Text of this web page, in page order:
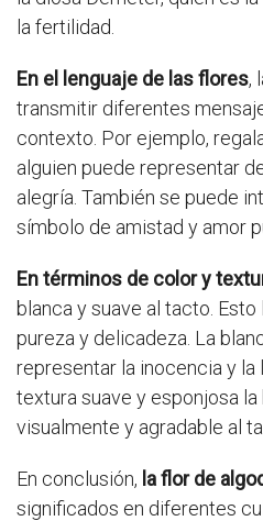
la fertilidad.
En el lenguaje de las flores,
transmitir diferentes
contexto. Por ejemplo,
alguien puede representar
alegría. También se puede
símbolo de amistad y amor
En términos de color y
blanca y suave al tacto.
pureza y delicadeza. La
representar la inocencia y la
textura suave y esponjosa
visualmente y agradable al
En conclusión, la flor de
significados en diferentes